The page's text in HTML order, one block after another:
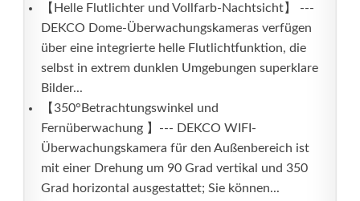
【Helle Flutlichter und Vollfarb-Nachtsicht】 ---
DEKCO Dome-Überwachungskameras verfügen
über eine integrierte helle Flutlichtfunktion, die
selbst in extrem dunklen Umgebungen superklare
Bilder...
【350°Betrachtungswinkel und
Fernüberwachung 】--- DEKCO WIFI-
Überwachungskamera für den Außenbereich ist
mit einer Drehung um 90 Grad vertikal und 350
Grad horizontal ausgestattet; Sie können...